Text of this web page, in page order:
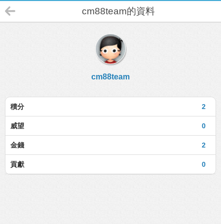
cm88team的資料
cm88team
2
積分
0
威望
2
金錢
0
貢獻